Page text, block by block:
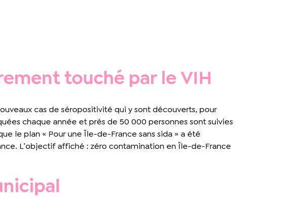
touché par le VIH
cas de séropositivité qui y sont découverts, pour
chaque année et près de 50 000 personnes sont suivies
le plan « Pour une Île-de-France sans sida » a été
L’objectif affiché : zéro contamination en Île-de-France